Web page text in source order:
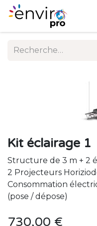
Se rendre au contenu
Kit éclairage 1
Structure de 3 m + 2
2 Projecteurs
Consommation
(pose / dépose)
730,00 €